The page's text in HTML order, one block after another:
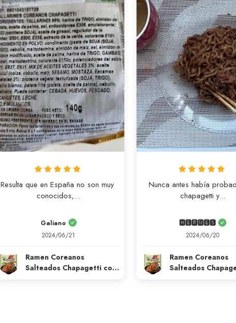
Resulta que en España no son muy
conocidos,...
Galiano
2024/06/21
Ramen Coreanos
Salteados Chapagetti con
Nunca antes había
chapagetti y...
🅷🅴🆁🅼🅴🆂
2024/06/20
Ramen Coreanos
Salteados